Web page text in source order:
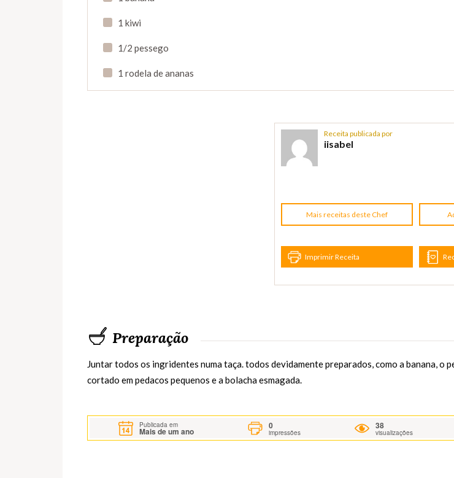
1 kiwi
1/2 pessego
1 rodela de ananas
Receita publicada por
iisabel
Mais receitas deste Chef
Imprimir Receita
Preparação
Juntar todos os ingridentes numa taça. todos devidamente preparados, como a banana, o
cortado em pedacos pequenos e a bolacha esmagada.
Publicada em
Mais de um ano
0
impressões
38
visualizações